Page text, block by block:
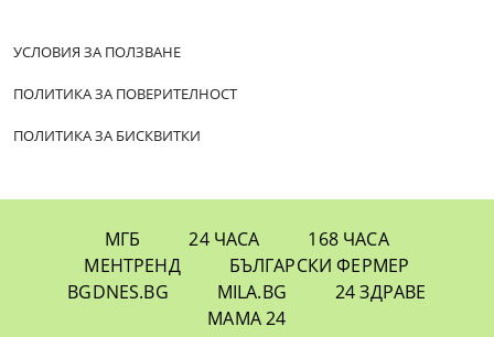
УСЛОВИЯ ЗА ПОЛЗВАНЕ
ПОЛИТИКА ЗА ПОВЕРИТЕЛНОСТ
ПОЛИТИКА ЗА БИСКВИТКИ
МГБ 24 ЧАСА
168 ЧАСА
МЕНТРЕНД
БЪЛГАРСКИ ФЕРМЕР
BGDNES.BG
MILA.BG
24 ЗДРАВЕ
МАМА 24